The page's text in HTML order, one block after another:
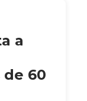
a
60